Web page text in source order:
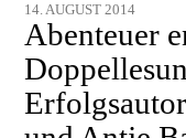
14. AUGUST 2014
Abenteuer